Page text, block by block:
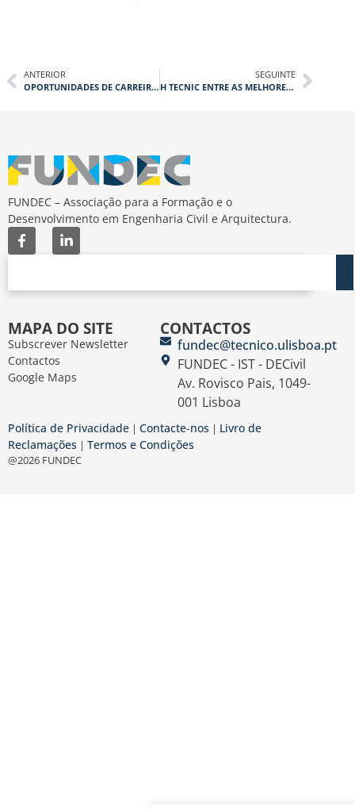
ANTERIOR
OPORTUNIDADES DE CARREIRA EM ENGENHARIA
SEGUINTE
H TECNIC ENTRE AS MELHORES PME DE PORTUGAL
FUNDEC – Associação para a Formação e o
Desenvolvimento em Engenharia Civil e Arquitectura.
MAPA DO SITE
Subscrever Newsletter
Contactos
Google Maps
CONTACTOS
fundec@tecnico.ulisboa.pt
FUNDEC - IST - DECivil
Av. Rovisco Pais, 1049-
001 Lisboa
Política de Privacidade | Contacte-nos | Livro de
Reclamações | Termos e Condições
@2026 FUNDEC